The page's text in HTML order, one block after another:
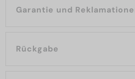
Garantie und
Rückgabe